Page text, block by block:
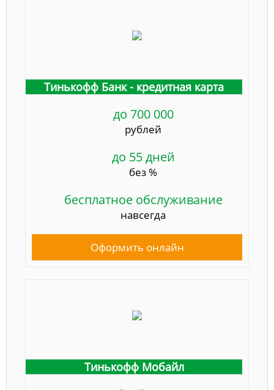
Тинькофф Банк - кредитная карта
до 700 000
рублей
до 55 дней
без %
бесплатное обслуживание
навсегда
Оформить онлайн
Тинькофф Мобайл